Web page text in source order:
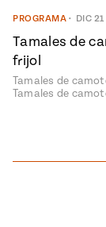
PROGRAMA • DIC 21
Tamales de
frijol
Tamales de
Tamales de